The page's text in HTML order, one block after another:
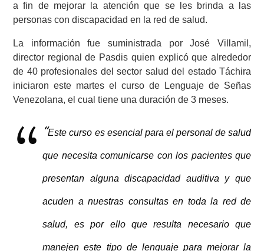
a fin de mejorar la atención que se les brinda a las
personas con discapacidad en la red de salud.
La información fue suministrada por José Villamil,
director regional de Pasdis quien explicó que alrededor
de 40 profesionales del sector salud del estado Táchira
iniciaron este martes el curso de Lenguaje de Señas
Venezolana, el cual tiene una duración de 3 meses.
“Este curso es esencial para el personal de salud
que necesita comunicarse con los pacientes que
presentan alguna discapacidad auditiva y que
acuden a nuestras consultas en toda la red de
salud, es por ello que resulta necesario que
manejen este tipo de lenguaje para mejorar la